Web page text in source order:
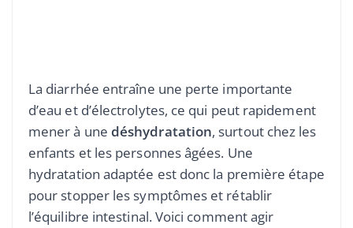
La diarrhée entraîne une perte importante
d’eau et d’électrolytes, ce qui peut rapidement
mener à une déshydratation, surtout chez les
enfants et les personnes âgées. Une
hydratation adaptée est donc la première étape
pour stopper les symptômes et rétablir
l’équilibre intestinal. Voici comment agir